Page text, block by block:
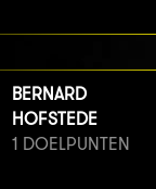
BERNARD
HOFSTEDE
1 DOELPUNTEN